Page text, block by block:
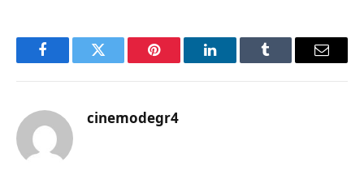
FacebookTwitter Pinterest LinkedInTumblr Email
cinemodegr4